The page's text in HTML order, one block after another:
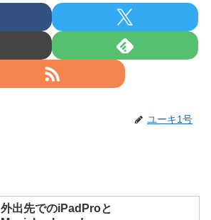
ユーキ1号
外出先でのiPadProと